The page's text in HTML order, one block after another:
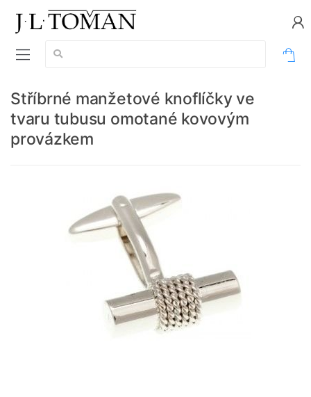
Vyhledávání:
Stříbrné manžetové knoflíčky ve
tvaru tubusu omotané kovovým
provázkem